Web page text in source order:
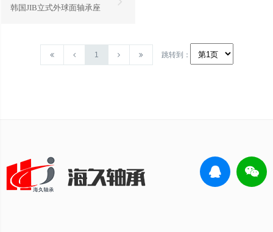
韩国JIB立式外球面轴承座
1 跳转到：